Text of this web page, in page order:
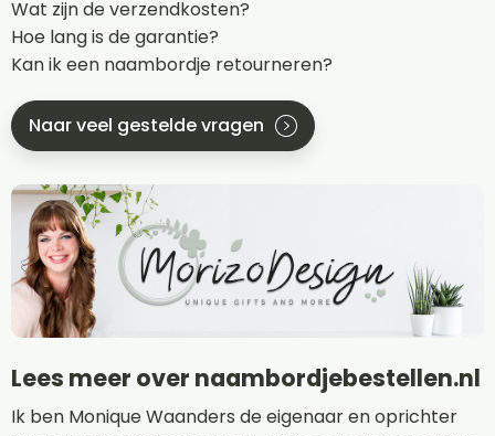
Wat zijn de verzendkosten?
Hoe lang is de garantie?
Kan ik een naambordje retourneren?
Naar veel gestelde vragen
Lees meer over naambordjebestellen.nl
Ik ben Monique Waanders de eigenaar en oprichter